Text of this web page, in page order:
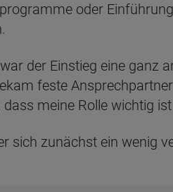
oder
der Einstieg eine ganz
feste
meine Rolle wichtig
sich zunächst ein wenig